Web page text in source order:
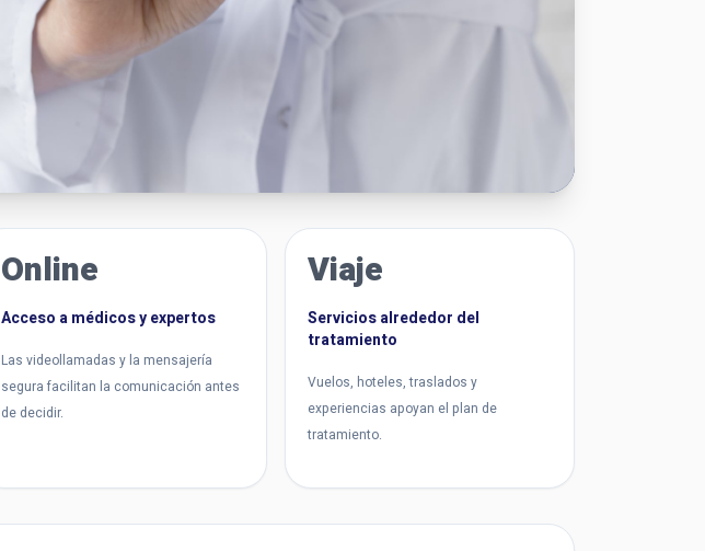
Online
Acceso a médicos y expertos
Las videollamadas y la mensajería
segura facilitan la comunicación antes
de decidir.
Viaje
Servicios alrededor del
tratamiento
Vuelos, hoteles, traslados y
experiencias apoyan el plan de
tratamiento.